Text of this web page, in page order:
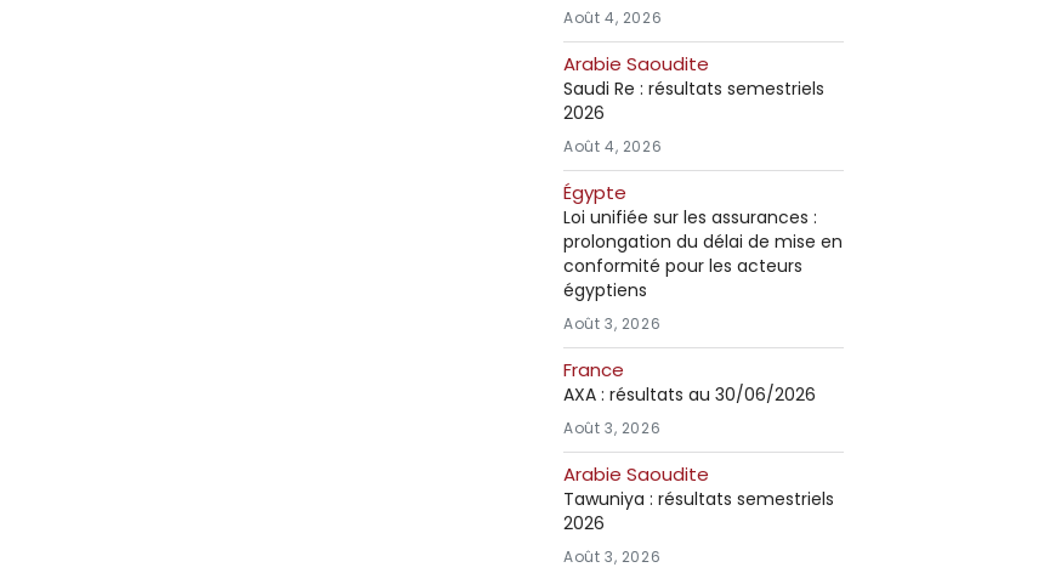
Août 4, 2026
Arabie Saoudite
Saudi Re : résultats semestriels
2026
Août 4, 2026
Égypte
Loi unifiée sur les assurances :
prolongation du délai de mise en
conformité pour les acteurs
égyptiens
Août 3, 2026
France
AXA : résultats au 30/06/2026
Août 3, 2026
Arabie Saoudite
Tawuniya : résultats semestriels
2026
Août 3, 2026